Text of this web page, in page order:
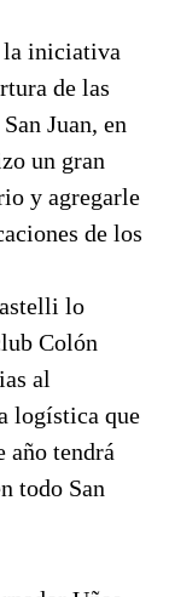
la iniciativa
de las
Juan, en
un gran
y agregarle
de los
lo
Colón
al
logística que
año tendrá
todo San